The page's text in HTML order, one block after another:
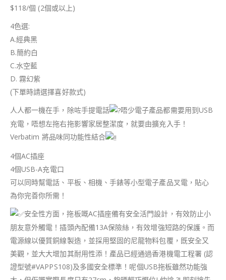
$118/個 (2個或以上)
4色選:
A.經典黑
B.簡約白
C.水空藍
D. 霧幻紫
(下單時請選擇喜好款式)
人人都一機在手，除咗手提電話
唔少電子產品都需要用到USB
充電，唔想左拖右拖影響家居整潔度，就要由擴充入手！
Verbatim 將品味同功能性結合
4個AC插座
4個USB-A充電口
可以同時幫電話、平板、相機、手錶等小型電子產品叉電，貼心
為你完善你所需！
安全性方面，拖板嘅AC插座備有安全活門設計，有效防止小
朋友意外觸電！插頭內配備13A保險絲，有效增強短路的保護。而
電源線以優質銅線製造，並採用堅固的尼龍物料包覆，既安全又
美觀，並大大增加其耐用性添！產品已經通過香港機電工程署 (認
證型號#VAPPS108)及多國安全標準！呢個USB拖板雖然功能強